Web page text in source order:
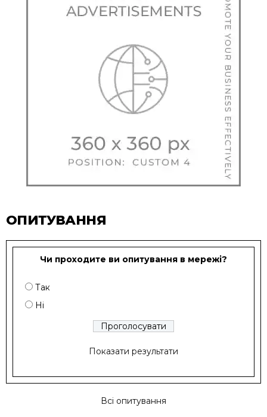
ОПИТУВАННЯ
Чи проходите ви опитування в мережі?
Так
Ні
Показати результати
Всі опитування